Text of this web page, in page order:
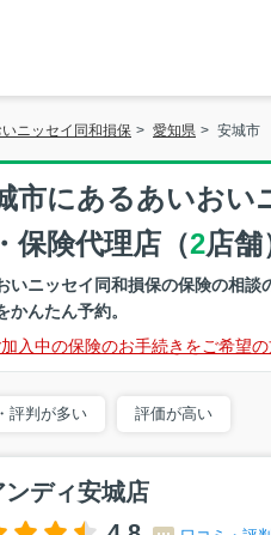
ニッセイ同和損保 > 愛知県 > 安城市
市にあるあいおい
保険代理店（2店舗
いニッセイ同和損保の保険の相
かんたん予約。
加入中の保険のお手続きをご希望
評判が多い 評価が高い
ディ安城店